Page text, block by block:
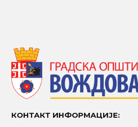
КОНТАКТ ИНФОРМАЦИЈЕ: